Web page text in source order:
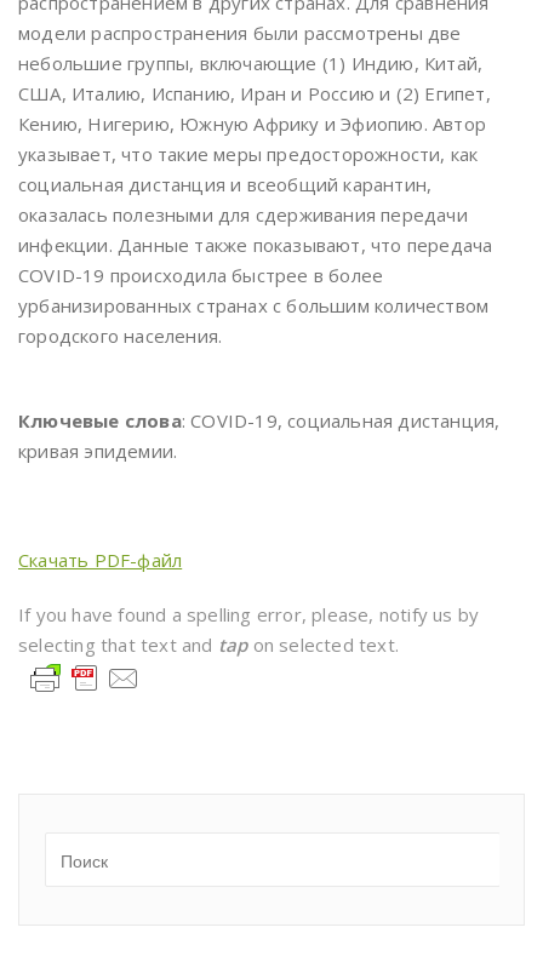
модели распространения были рассмотрены две
небольшие группы, включающие (1) Индию, Китай,
США, Италию, Испанию, Иран и Россию и (2) Египет,
Кению, Нигерию, Южную Африку и Эфиопию. Автор
указывает, что такие меры предосторожности, как
социальная дистанция и всеобщий карантин,
оказалась полезными для сдерживания передачи
инфекции. Данные также показывают, что передача
COVID-19 происходила быстрее в более
урбанизированных странах с большим количеством
городского населения.
Ключевые слова: COVID-19, социальная дистанция,
кривая эпидемии.
Скачать PDF-файл
If you have found a spelling error, please, notify us by
selecting that text and tapon selected text.